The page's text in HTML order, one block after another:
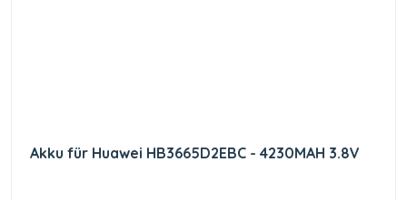
Akku für Huawei HB3665D2EBC - 4230MAH 3.8V